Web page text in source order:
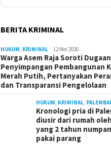
BERITA KRIMINAL
HUKUM, KRIMINAL 12 Mei 2026
Warga Asem Raja Soroti Dugaan
Penyimpangan Pembangunan
Merah Putih, Pertanyakan
dan Transparansi Pengelolaan
HUKUM, KRIMINAL,
Kronologi pria di
diusir dari rumah
yang 2 tahun
pakai parang